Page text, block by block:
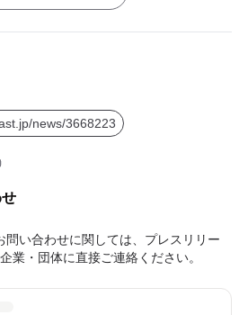
news/3668223
問い合わせに関しては、プレスリリー
業・団体に直接ご連絡ください。